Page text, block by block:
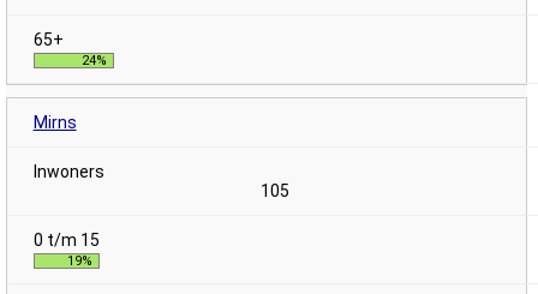
24%
Mirns
105
19%